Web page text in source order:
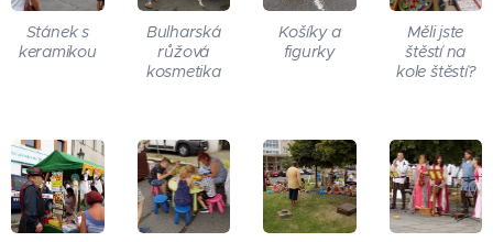
Stánek s
keramikou
Bulharská
růžová
kosmetika
Košíky a
figurky
Měli jste
štěstí na
kole štěstí?